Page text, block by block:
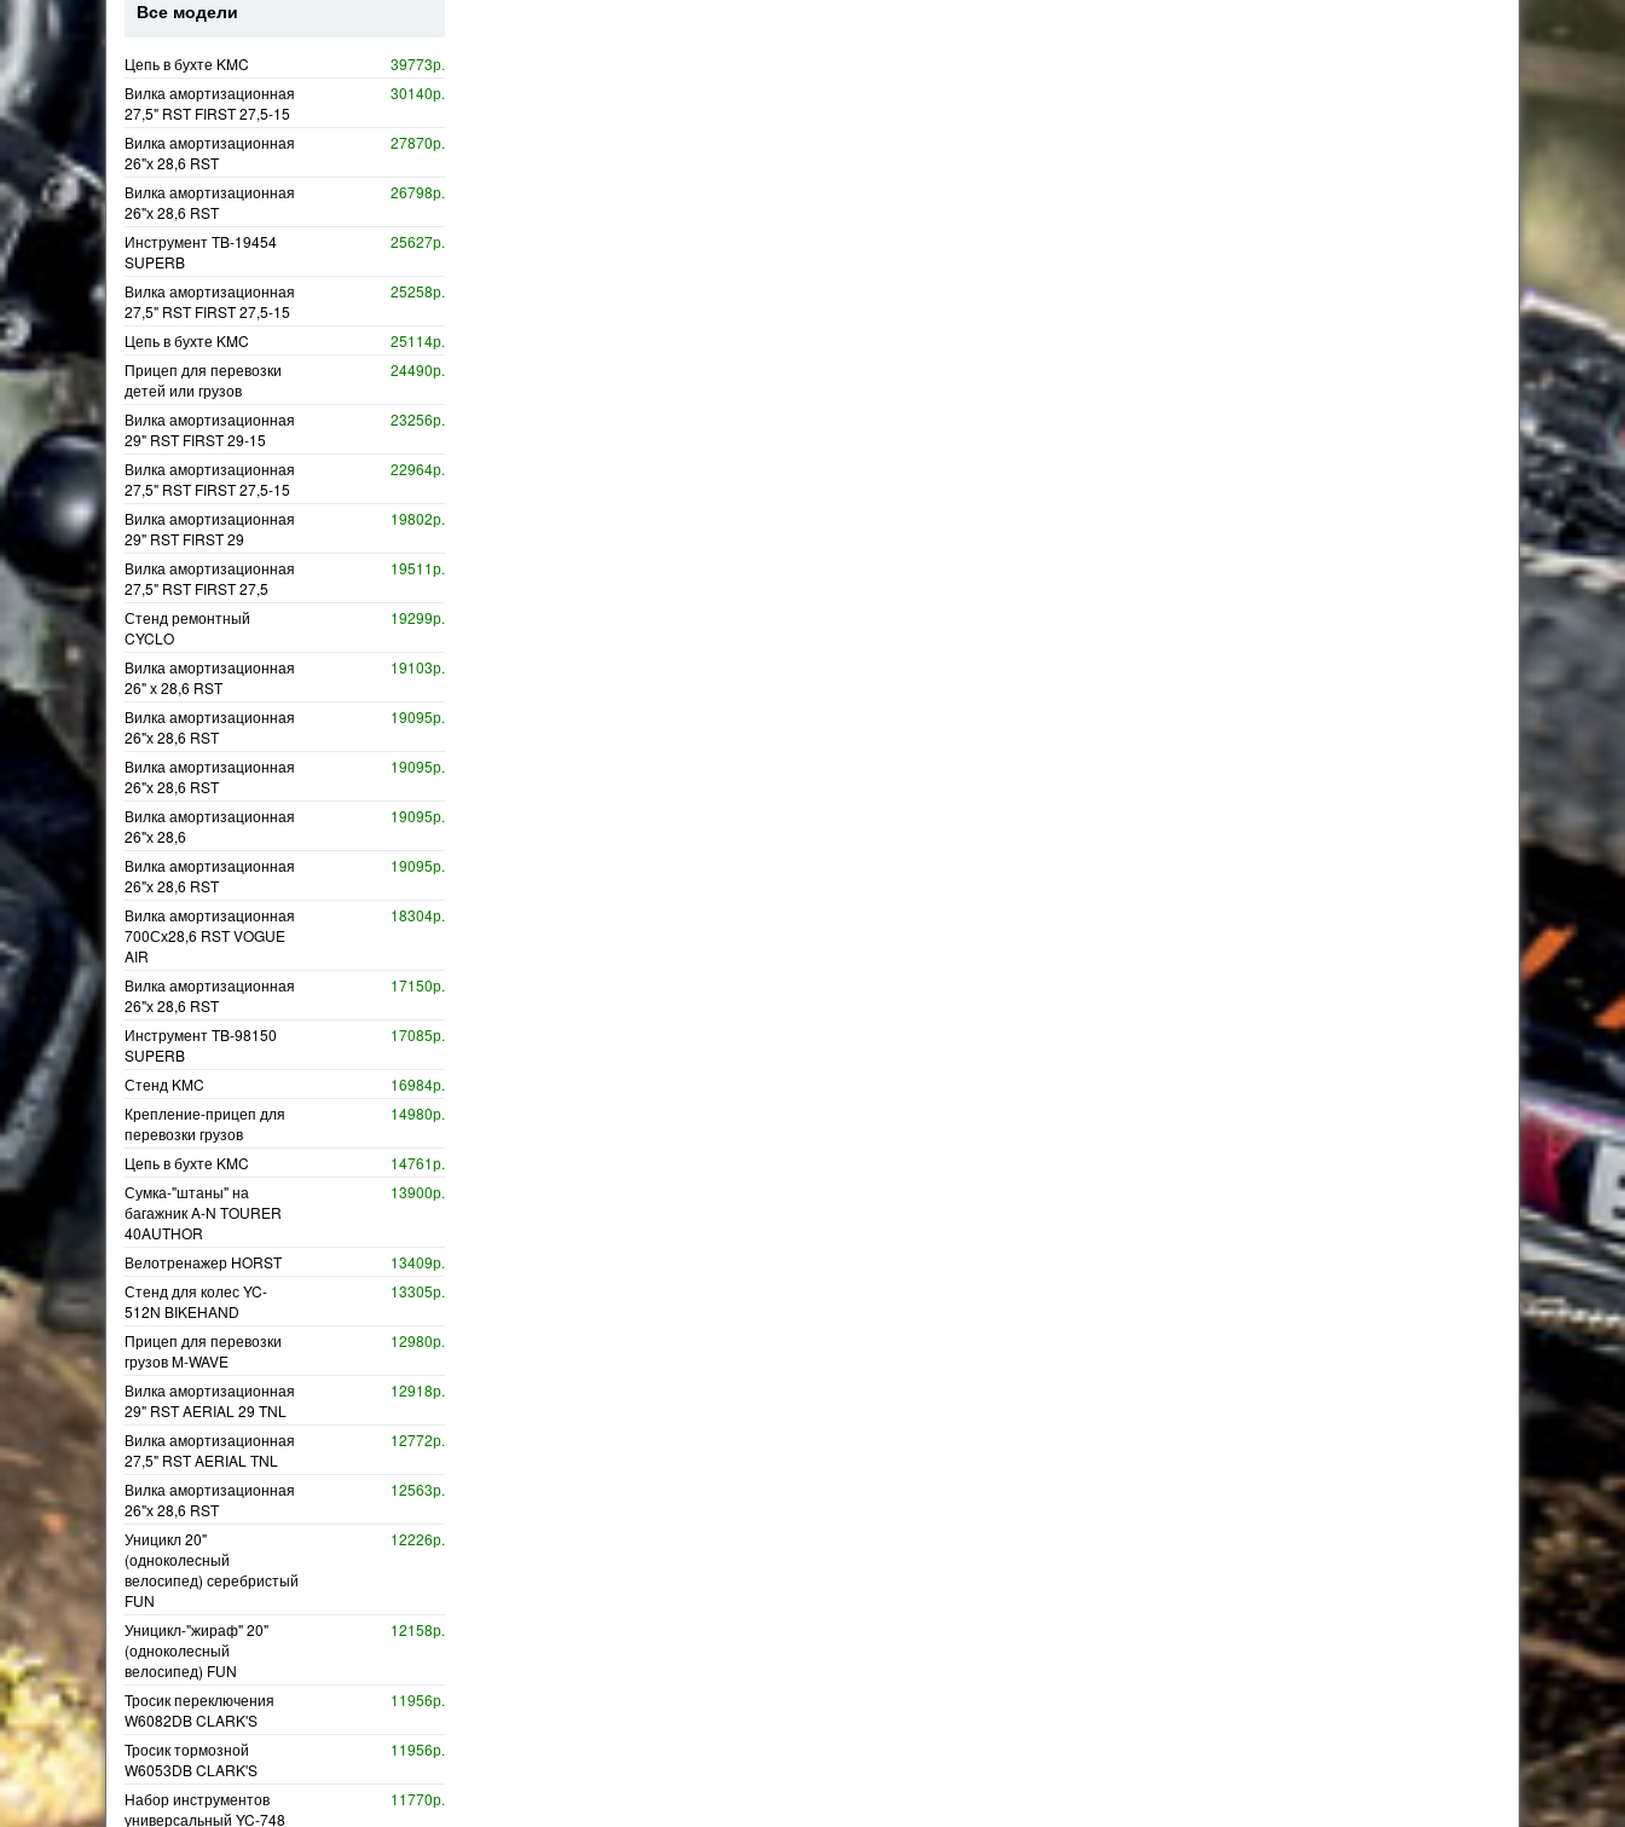
Все модели
Цепь в бухте KMC
39773р.
Вилка амортизационная
27,5" RST FIRST 27,5-15
30140р.
Вилка амортизационная
26"х 28,6 RST
27870р.
Вилка амортизационная
26"х 28,6 RST
26798р.
Инструмент TB-19454
SUPERB
25627р.
Вилка амортизационная
27,5" RST FIRST 27,5-15
25258р.
Цепь в бухте KMC
25114р.
Прицеп для перевозки
детей или грузов
24490р.
Вилка амортизационная
29" RST FIRST 29-15
23256р.
Вилка амортизационная
27,5" RST FIRST 27,5-15
22964р.
Вилка амортизационная
29" RST FIRST 29
19802р.
Вилка амортизационная
27,5" RST FIRST 27,5
19511р.
Стенд ремонтный
CYCLO
19299р.
Вилка амортизационная
26" х 28,6 RST
19103р.
Вилка амортизационная
26"х 28,6 RST
19095р.
Вилка амортизационная
26"х 28,6 RST
19095р.
Вилка амортизационная
26"х 28,6
19095р.
Вилка амортизационная
26"х 28,6 RST
19095р.
Вилка амортизационная
700Сх28,6 RST VOGUE
AIR
18304р.
Вилка амортизационная
26"х 28,6 RST
17150р.
Инструмент TB-98150
SUPERB
17085р.
Стенд KMC
16984р.
Крепление-прицеп для
перевозки грузов
14980р.
Цепь в бухте KMC
14761р.
Сумка-"штаны" на
багажник A-N TOURER
40AUTHOR
13900р.
Велотренажер HORST
13409р.
Стенд для колес YC-
512N BIKEHAND
13305р.
Прицеп для перевозки
грузов M-WAVE
12980р.
Вилка амортизационная
29" RST AERIAL 29 TNL
12918р.
Вилка амортизационная
27,5" RST AERIAL TNL
12772р.
Вилка амортизационная
26"х 28,6 RST
12563р.
Уницикл 20"
(одноколесный
велосипед) серебристый
FUN
12226р.
Уницикл-"жираф" 20"
(одноколесный
велосипед) FUN
12158р.
Тросик переключения
W6082DB CLARK'S
11956р.
Тросик тормозной
W6053DB CLARK'S
11956р.
Набор инструментов
универсальный YC-748
11770р.